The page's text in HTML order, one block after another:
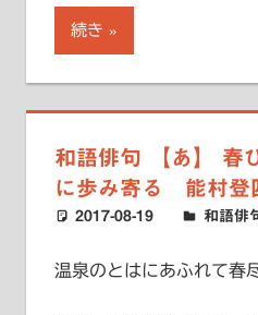
続き
和語俳句 【あ】 春
に歩み寄る 能村登
2017-08-19 ハード
和語俳
温泉のとはにあふれて